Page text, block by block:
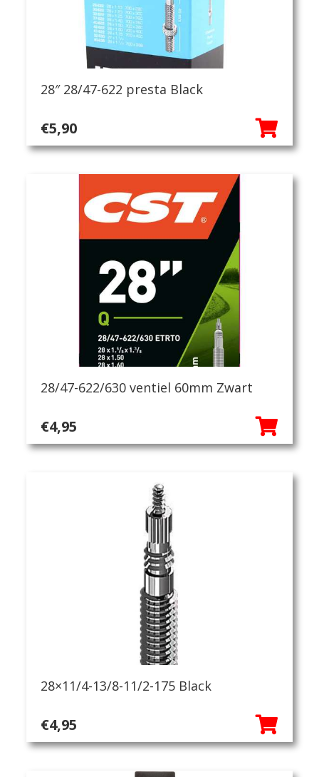
28″ 28/47-622 presta Black
€5,90
28/47-622/630 ventiel 60mm Zwart
€4,95
28×11/4-13/8-11/2-175 Black
€4,95